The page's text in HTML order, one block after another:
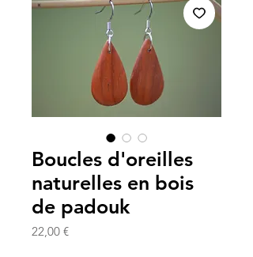
Boucles d'oreilles
naturelles en bois
de padouk
22,00 €Prix